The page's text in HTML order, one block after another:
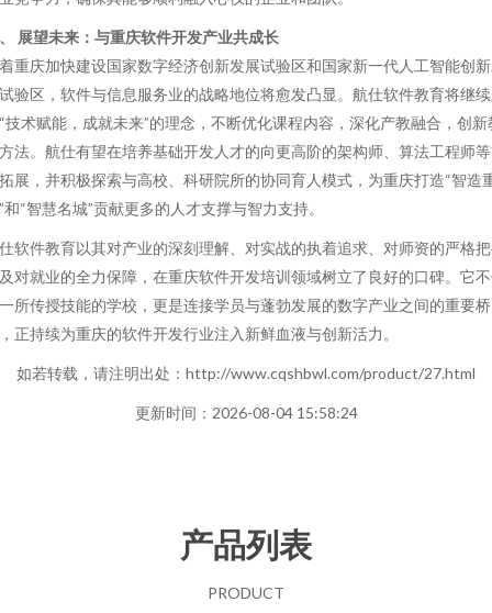
展望未来：与重庆软件开发产业共成长
重庆加快建设国家数字经济创新发展试验区和国家新一代人工智能创
验区，软件与信息服务业的战略地位将愈发凸显。航仕软件教育将继
技术赋能，成就未来”的理念，不断优化课程内容，深化产教融合，创新
法。航仕有望在培养基础开发人才的向更高阶的架构师、算法工程师
展，并积极探索与高校、科研院所的协同育人模式，为重庆打造“智造
和“智慧名城”贡献更多的人才支撑与智力支持。
软件教育以其对产业的深刻理解、对实战的执着追求、对师资的严格
对就业的全力保障，在重庆软件开发培训领域树立了良好的口碑。它
所传授技能的学校，更是连接学员与蓬勃发展的数字产业之间的重要桥
正持续为重庆的软件开发行业注入新鲜血液与创新活力。
如若转载，请注明出处：http://www.cqshbwl.com/product/27.html
更新时间：2026-08-04 15:58:24
产品列表
PRODUCT